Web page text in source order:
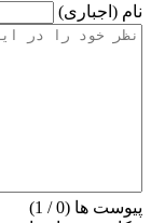
نام (اجباری)
پیوست ها (0
/ 1)